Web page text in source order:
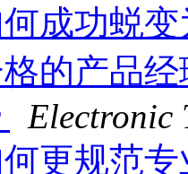
成功蜕
的产品
Electronic
更规范